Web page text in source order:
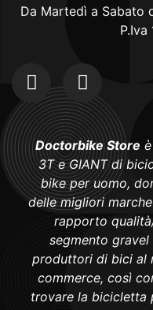
Da Martedì a Sabato
P.Iva
Doctorbike Store
3T e GIANT di
bike per uomo,
delle migliori
rapporto
segmento
produttori di bici al
commerce, così
trovare la bicicletta